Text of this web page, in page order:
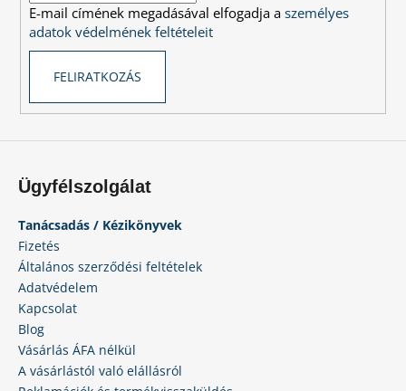
E-mail címének megadásával elfogadja aszemélyes
adatok védelmének feltételeit
FELIRATKOZÁS
Ügyfélszolgálat
Tanácsadás / Kézikönyvek
Fizetés
Általános szerződési feltételek
Adatvédelem
Kapcsolat
Blog
Vásárlás ÁFA nélkül
A vásárlástól való elállásról